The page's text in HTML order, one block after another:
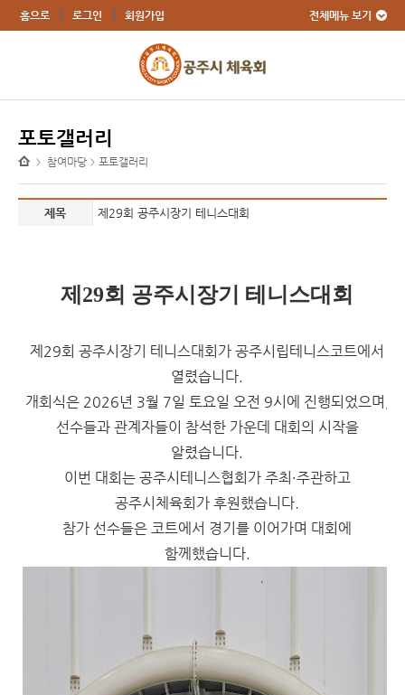
홈으로 로그인 회원가입 전체메뉴 보기
포토갤러리
> 참여마당 > 포토갤러리
제목 제29회 공주시장기 테니스대회
제29회 공주시장기 테니스대회
제29회 공주시장기 테니스대회가 공주시립테니스코트에서
열렸습니다.
개회식은 2026년 3월 7일 토요일 오전 9시에 진행되었으며,
선수들과 관계자들이 참석한 가운데 대회의 시작을
알렸습니다.
이번 대회는 공주시테니스협회가 주최·주관하고
공주시체육회가 후원했습니다.
참가 선수들은 코트에서 경기를 이어가며 대회에
함께했습니다.